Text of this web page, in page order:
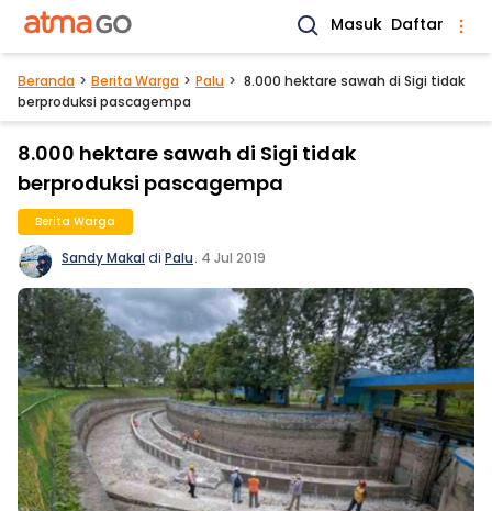
Masuk Daftar
Beranda Berita Warga Palu
8.000 hektare sawah di Sigi tidak
berproduksi pascagempa
8.000 hektare sawah di Sigi tidak
berproduksi pascagempa
Berita Warga
Sandy Makaldi Palu. 4 Jul 2019